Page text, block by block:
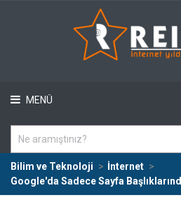
MENÜ
Bilim ve Teknoloji
İnternet
Google'da Sadece Sayfa